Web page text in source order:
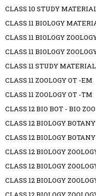
CLASS 10 STUDY
CLASS 11 BIOLOGY
CLASS 11 BIOLOGY
CLASS 11 BIOLOGY
CLASS 11 STUDY
CLASS 11 ZOOLOGY OT -EM
CLASS 11 ZOOLOGY OT -TM
CLASS 12 BIO BOT - BIO
CLASS 12 BIOLOGY
CLASS 12 BIOLOGY
CLASS 12 BIOLOGY
CLASS 12 BIOLOGY
CLASS 12 BIOLOGY